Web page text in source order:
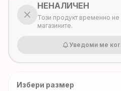
НЕНАЛИЧЕН
Този продукт временно
магазините.
Уведоми ме
Избери размер